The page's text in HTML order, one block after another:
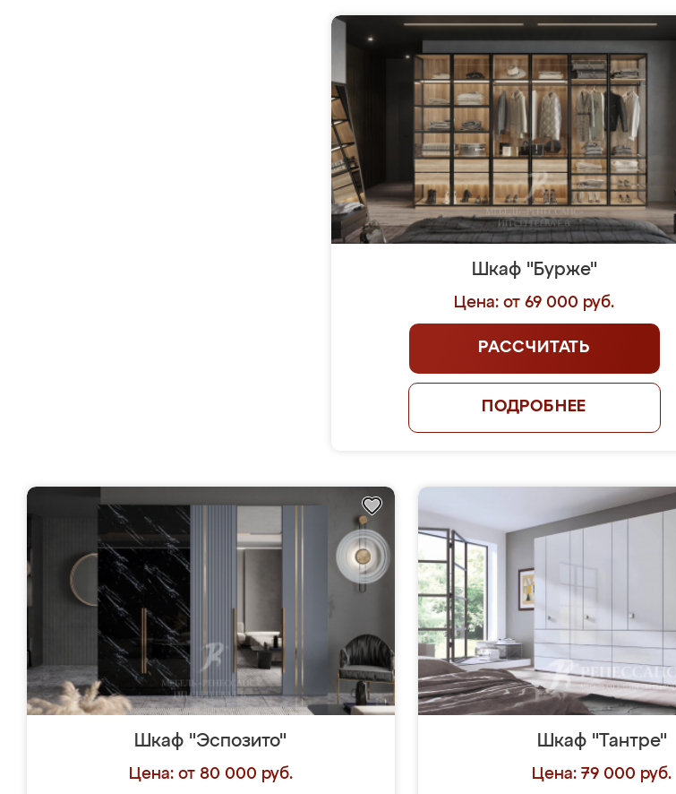
Шкаф "Бурже"
Цена: от 69 000 руб.
РАССЧИТАТЬ
ПОДРОБНЕЕ
Шкаф "Эспозито"
Цена: от 80 000 руб.
Шкаф "Тантре"
Цена: 79 000 руб.